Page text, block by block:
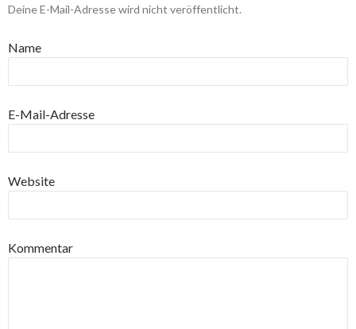
Deine E-Mail-Adresse wird nicht veröffentlicht.
Name
E-Mail-Adresse
Website
Kommentar